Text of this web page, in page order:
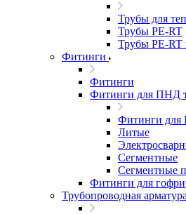
Трубы для
Трубы PE-RT
Трубы PE-
Фитинги
Фитинги
Фитинги для ПНД
Фитинги
Литые
Сегментные
Сегментные
Фитинги для
Трубопроводная арматура